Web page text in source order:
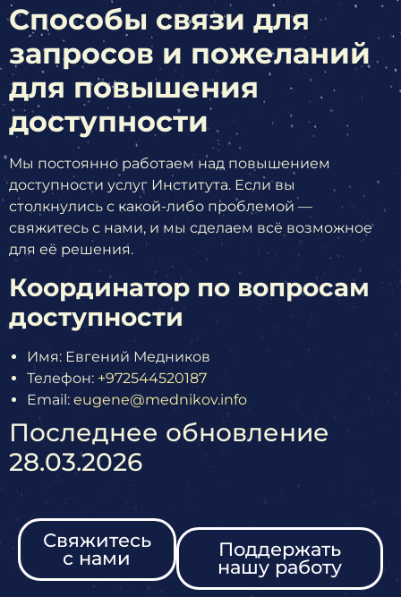
Способы связи для
запросов и пожеланий
для повышения
доступности
Мы постоянно работаем над повышением
доступности услуг Института. Если вы
столкнулись с какой-либо проблемой —
свяжитесь с нами, и мы сделаем всё возможное
для её решения.
Координатор по вопросам
доступности
Имя: Евгений Медников
Телефон: +972544520187
Email: eugene@mednikov.info
Последнее обновление
28.03.2026
Свяжитесь
с нами
Поддержать
нашу работу